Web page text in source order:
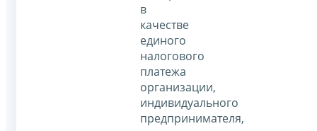
в
качестве
единого
налогового
платежа
организации,
индивидуального
предпринимателя,